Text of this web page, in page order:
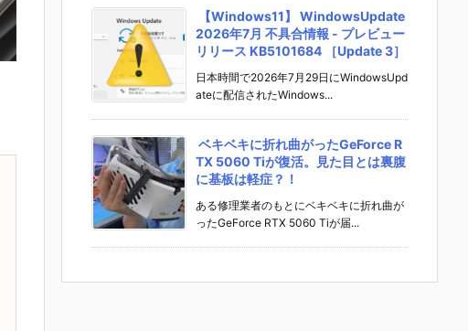
【Windows11】 WindowsUpdate
2026年7月 不具合情報 - プレビュー
リリース KB5101684 ［Update 3］
日本時間で2026年7月29日にWindowsUpd
ateに配信されたWindows...
ベキベキに折れ曲がったGeForce R
TX 5060 Tiが復活。見た目とは裏腹
に基板は軽症？！
ある修理業者のもとにベキベキに折れ曲が
ったGeForce RTX 5060 Tiが届...